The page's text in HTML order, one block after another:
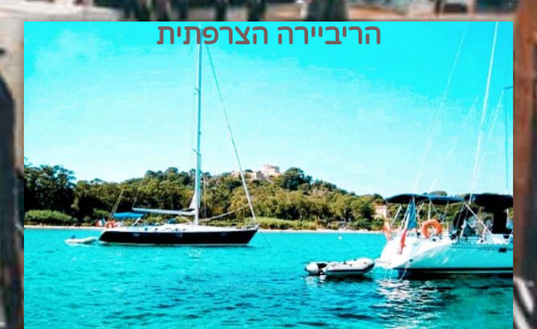
הריביירה הצרפתית